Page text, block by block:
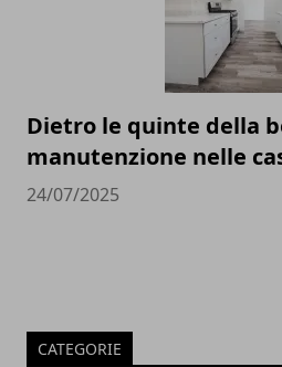
Dietro le quinte della
manutenzione nelle
24/07/2025
CATEGORIE